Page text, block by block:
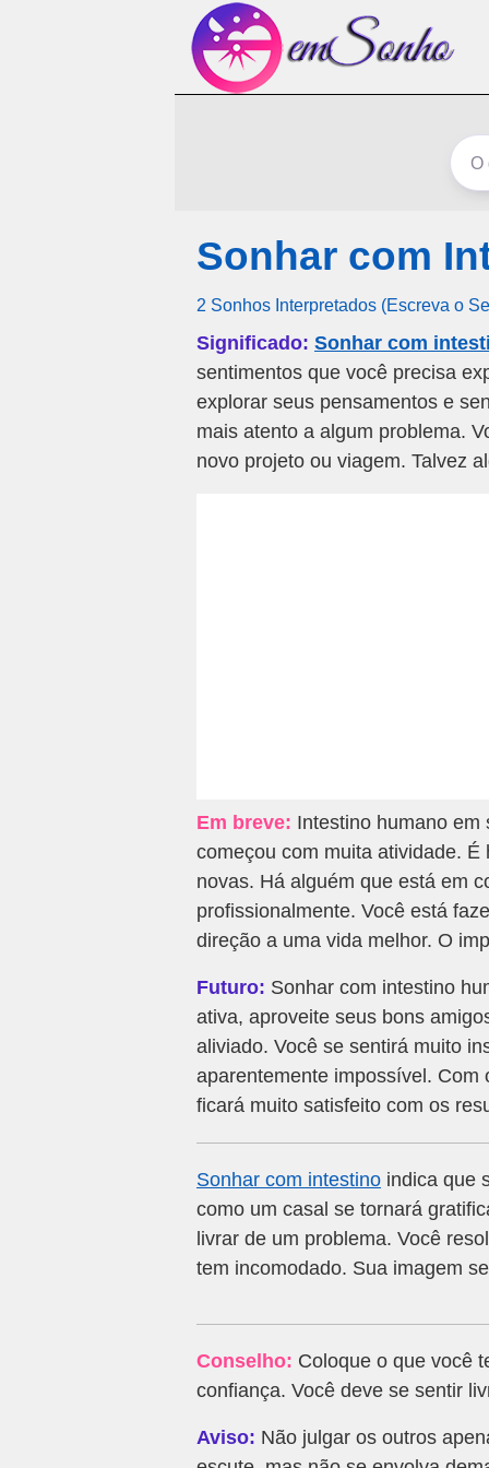
Sonhar com
2 Sonhos Interpretados (Escreva o
Significado: Sonhar com
sentimentos que você precisa
explorar seus pensamentos e
mais atento a algum problema.
novo projeto ou viagem. Talvez
Em breve: Intestino humano em
começou com muita atividade.
novas. Há alguém que está em
profissionalmente. Você está
direção a uma vida melhor. O
Futuro: Sonhar com intestino
ativa, aproveite seus bons
aliviado. Você se sentirá muito
aparentemente impossível. Com
ficará muito satisfeito com os
Sonhar com intestino indica que
como um casal se tornará
livrar de um problema. Você
tem incomodado. Sua imagem
Conselho: Coloque o que você
confiança. Você deve se sentir
Aviso: Não julgar os outros